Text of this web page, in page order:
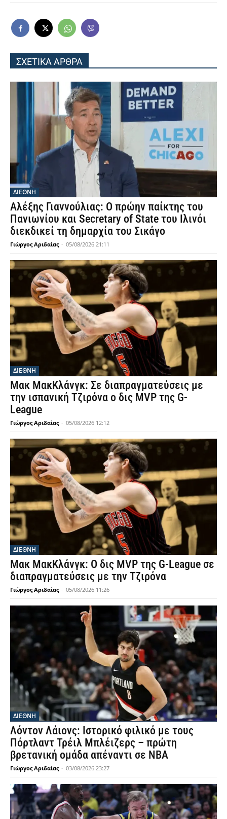
ΣΧΕΤΙΚΑ ΑΡΘΡΑ
ΔΙΕΘΝΗ
Αλέξης Γιαννούλιας: Ο πρώην παίκτης του
Πανιωνίου και Secretary of State του Ιλινόι
διεκδικεί τη δημαρχία του Σικάγο
Γιώργος Αριδαίας - 05/08/2026 21:11
ΔΙΕΘΝΗ
Μακ ΜακΚλάνγκ: Σε διαπραγματεύσεις με
την ισπανική Τζιρόνα ο δις MVP της G-
League
Γιώργος Αριδαίας - 05/08/2026 12:12
ΔΙΕΘΝΗ
Μακ ΜακΚλάνγκ: Ο δις MVP της G-League σε
διαπραγματεύσεις με την Τζιρόνα
Γιώργος Αριδαίας - 05/08/2026 11:26
ΔΙΕΘΝΗ
Λόντον Λάιονς: Ιστορικό φιλικό με τους
Πόρτλαντ Τρέιλ Μπλέιζερς – πρώτη
βρετανική ομάδα απέναντι σε NBA
Γιώργος Αριδαίας - 03/08/2026 23:27